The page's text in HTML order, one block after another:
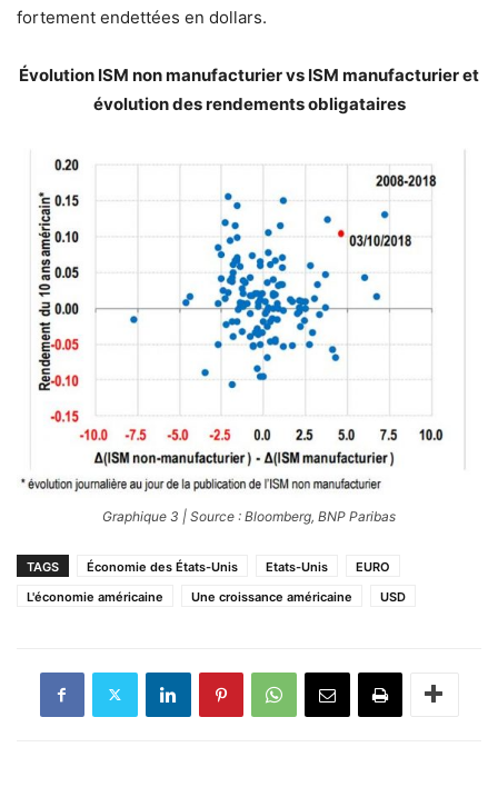
fortement endettées en dollars.
Évolution ISM non manufacturier vs ISM manufacturier et
évolution des rendements obligataires
Graphique 3 | Source : Bloomberg, BNP Paribas
TAGS Économie des États-Unis Etats-Unis
EURO
L'économie américaine
Une croissance américaine USD